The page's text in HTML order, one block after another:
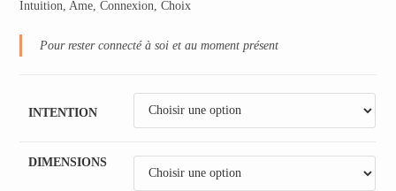
Intuition, Ame, Connexion, Choix
Pour rester connecté à soi et au moment présent
INTENTION
DIMENSIONS